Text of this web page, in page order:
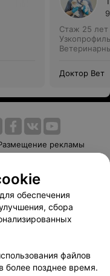
Стаж 25 лет
Доктор Вет
рекламы
Способы оплаты
103.by
данных
обеспечения
сбора
файлов
более позднее время.